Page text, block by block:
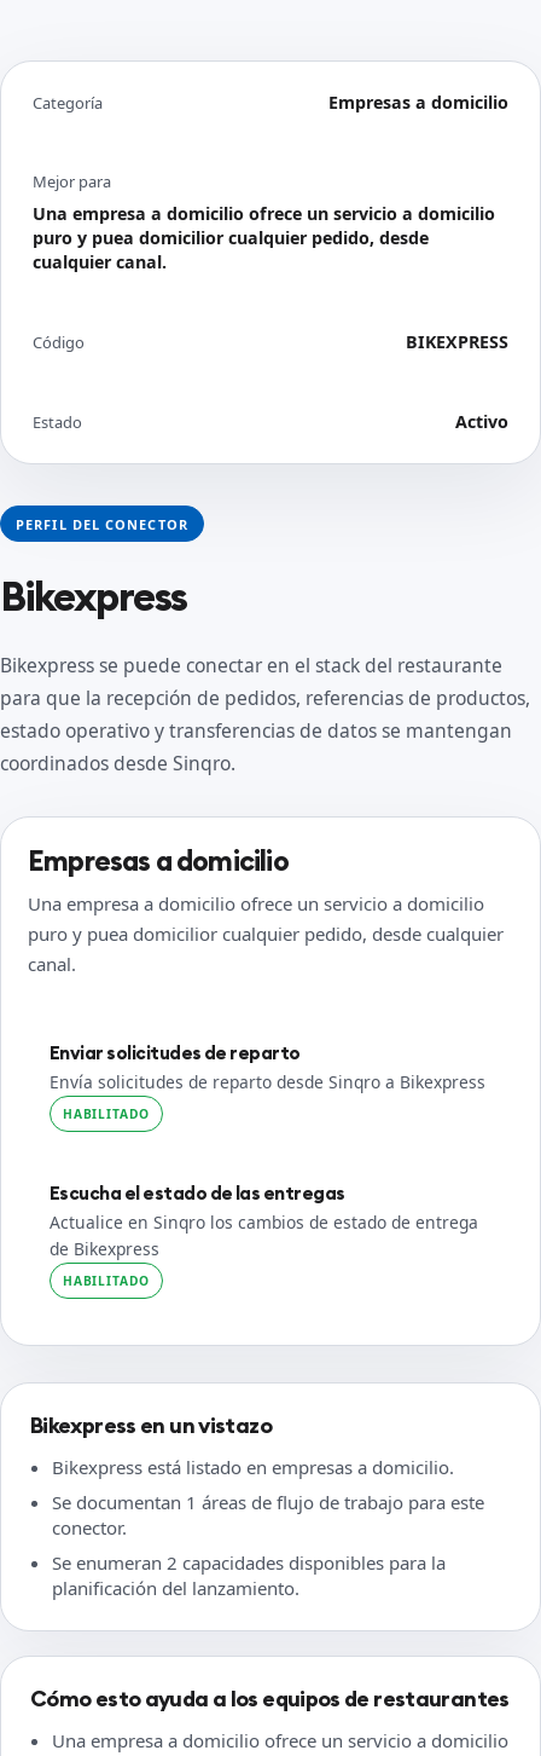
PERFIL DEL CONECTOR
Bikexpress
Bikexpress se puede conectar en el stack del restaurante
para que la recepción de pedidos, referencias de productos,
estado operativo y transferencias de datos se mantengan
coordinados desde Sinqro.
Empresas a domicilio
Una empresa a domicilio ofrece un servicio a domicilio
puro y puea domicilior cualquier pedido, desde cualquier
canal.
Enviar solicitudes de reparto
Envía solicitudes de reparto desde Sinqro a Bikexpress
HABILITADO
Escucha el estado de las entregas
Actualice en Sinqro los cambios de estado de entrega
de Bikexpress
HABILITADO
Bikexpress en un vistazo
Bikexpress está listado en empresas a domicilio.
Se documentan 1 áreas de flujo de trabajo para este
conector.
Se enumeran 2 capacidades disponibles para la
planificación del lanzamiento.
Cómo esto ayuda a los equipos de restaurantes
Una empresa a domicilio ofrece un servicio a domicilio
Categoría Empresas a domicilio
Mejor para
Una empresa a domicilio ofrece un servicio a domicilio
puro y puea domicilior cualquier pedido, desde
cualquier canal.
Código BIKEXPRESS
Estado Activo